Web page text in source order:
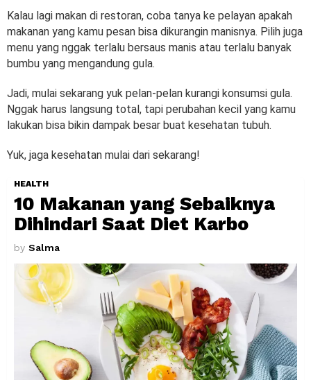
Kalau lagi makan di restoran, coba tanya ke pelayan apakah
makanan yang kamu pesan bisa dikurangin manisnya. Pilih juga
menu yang nggak terlalu bersaus manis atau terlalu banyak
bumbu yang mengandung gula.
Jadi, mulai sekarang yuk pelan-pelan kurangi konsumsi gula.
Nggak harus langsung total, tapi perubahan kecil yang kamu
lakukan bisa bikin dampak besar buat kesehatan tubuh.
Yuk, jaga kesehatan mulai dari sekarang!
HEALTH
10 Makanan yang Sebaiknya
Dihindari Saat Diet Karbo
by Salma